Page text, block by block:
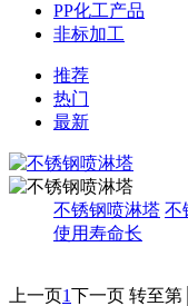
PP化工产品
非标加工
推荐
热门
最新
不锈钢喷淋塔 不
使用寿命长
上一页1下一页 转至第